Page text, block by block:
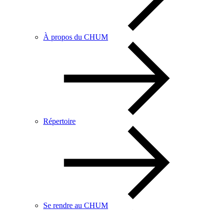
À propos du CHUM
Répertoire
Se rendre au CHUM